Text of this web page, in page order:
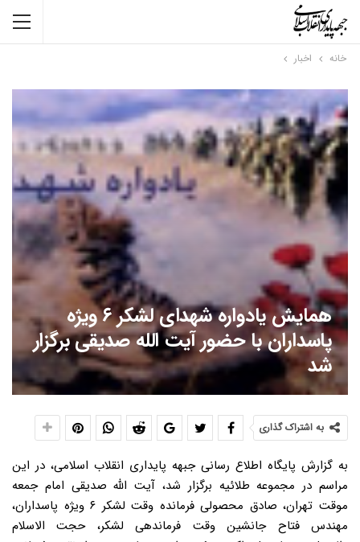
خانه اخبار
همایش یادواره شهدای لشکر ۶ ویژه
پاسداران با حضور آیت الله صدیقی برگزار
شد
به اشتراک گذاری
به گزارش پایگاه اطلاع رسانی جبهه پایداری انقلاب اسلامی، در این
مراسم در مجموعه طلائیه برگزار شد، آیت الله صدیقی امام جمعه
موقت تهران، صادق محصولی فرمانده وقت لشکر ۶ ویژه پاسداران،
مهندس فتاح جانشین وقت فرماندهی لشکر، حجت الاسلام